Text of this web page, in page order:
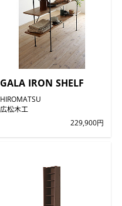
GALA IRON SHELF
HIROMATSU
広松木工
229,900円